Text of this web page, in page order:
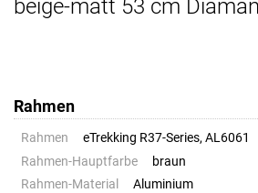
beige-matt 53 cm
Rahmen
Rahmen
eTrekking R37-Series, AL6061
Rahmen-Hauptfarbe
braun
Rahmen-Material
Aluminium